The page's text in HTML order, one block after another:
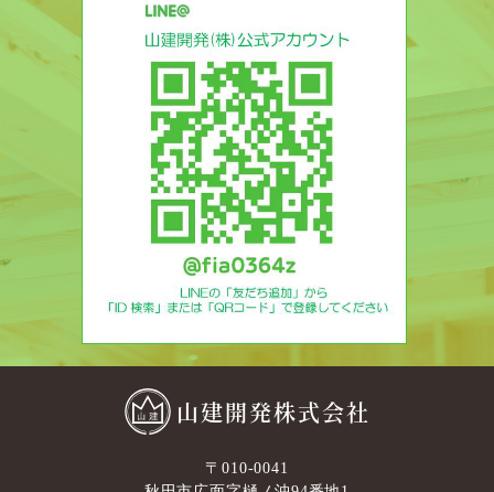
山建開発株式会社
〒010-0041